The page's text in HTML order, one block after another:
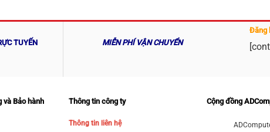
TUYẾN MIỄN PHÍ VẬN CHUYỂN
Đăng
và Bảo hành Thông tin công ty
Thông tin liên hệ
Cộng đồng